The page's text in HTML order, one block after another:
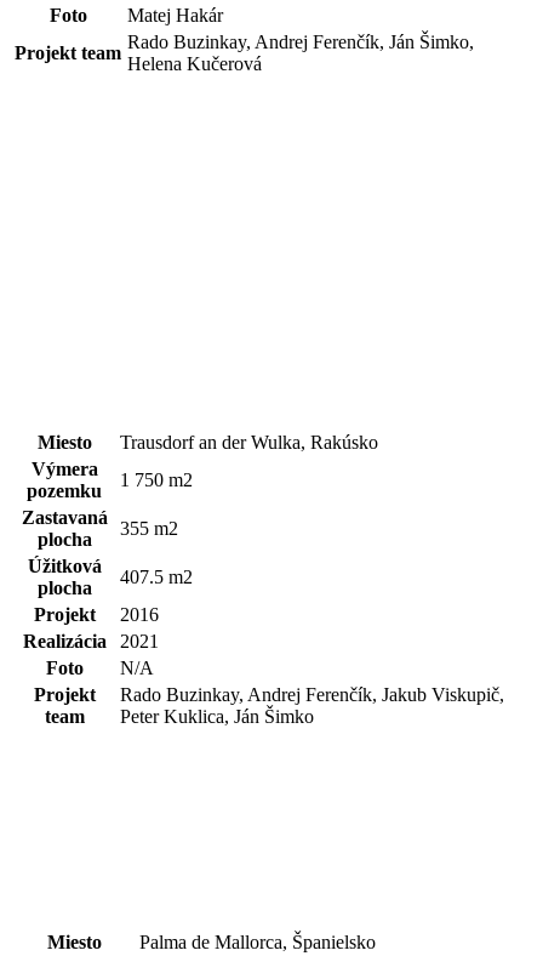
Foto
Matej Hakár
Projekt team
Rado Buzinkay, Andrej Ferenčík, Ján Šimko,
Helena Kučerová
Miesto
Trausdorf an der Wulka, Rakúsko
Výmera
pozemku
1 750 m2
Zastavaná
plocha
355 m2
Úžitková
plocha
407.5 m2
Projekt
2016
Realizácia
2021
Foto
N/A
Projekt
team
Rado Buzinkay, Andrej Ferenčík, Jakub Viskupič,
Peter Kuklica, Ján Šimko
Miesto
Palma de Mallorca, Španielsko